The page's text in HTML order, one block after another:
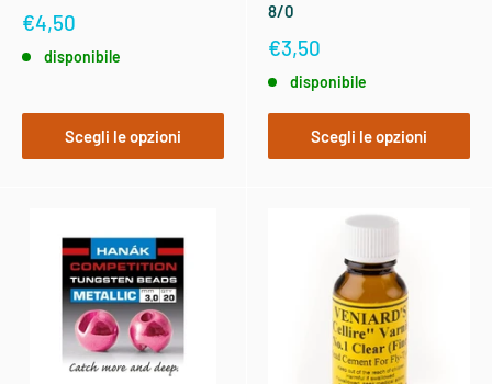
€4,50
disponibile
Scegli le opzioni
8/0
€3,50
disponibile
Scegli le opzioni